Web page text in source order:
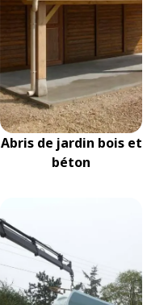
Abris de jardin bois et
béton